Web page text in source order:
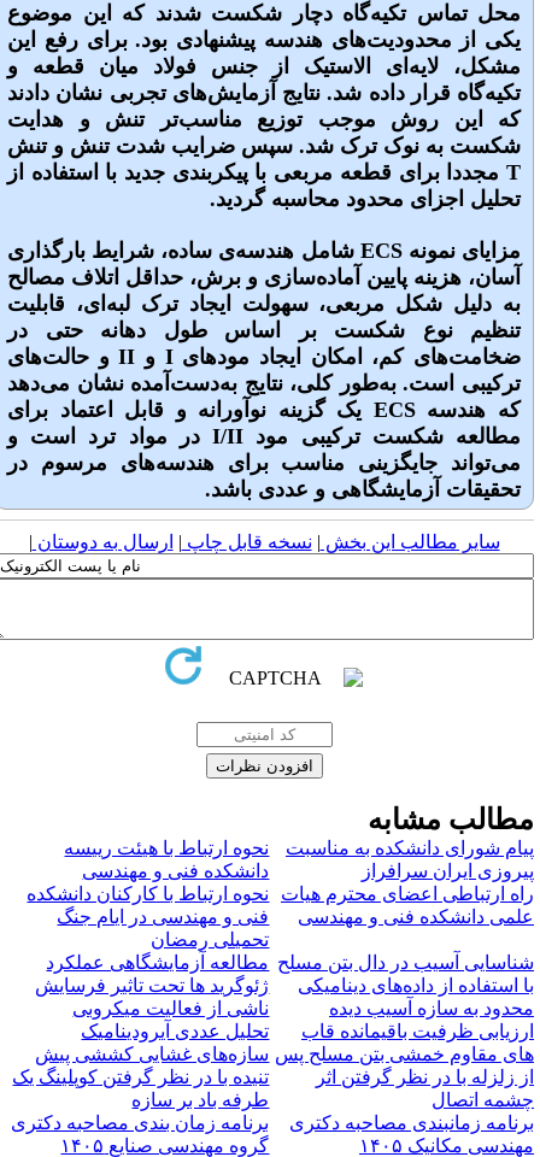
محل تماس تکیه‌گاه دچار شکست شدند که این موضوع
یکی از محدودیت‌های هندسه پیشنهادی بود. برای رفع این
مشکل، لایه‌ای الاستیک از جنس فولاد میان قطعه و
تکیه‌گاه قرار داده شد. نتایج آزمایش‌های تجربی نشان دادند
که این روش موجب توزیع مناسب‌تر تنش و هدایت
شکست به نوک ترک شد. سپس ضرایب شدت تنش و تنش
T مجددا برای قطعه مربعی با پیکربندی جدید با استفاده از
تحلیل اجزای محدود محاسبه گردید.
مزایای نمونه ECS شامل هندسه‌ی ساده، شرایط بارگذاری
آسان، هزینه پایین آماده‌سازی و برش، حداقل اتلاف مصالح
به دلیل شکل مربعی، سهولت ایجاد ترک لبه‌ای، قابلیت
تنظیم نوع شکست بر اساس طول دهانه حتی در
ضخامت‌های کم، امکان ایجاد مودهای I و II و حالت‌های
ترکیبی است. به‌طور کلی، نتایج به‌دست‌آمده نشان می‌دهد
که هندسه ECS یک گزینه نوآورانه و قابل اعتماد برای
مطالعه شکست ترکیبی مود I/II در مواد ترد است و
می‌تواند جایگزینی مناسب برای هندسه‌های مرسوم در
تحقیقات آزمایشگاهی و عددی باشد.
سایر مطالب این بخش | نسخه قابل چاپ| ارسال به دوستان|
مشابه
شورای دانشکده به مناسبت
ایران سرافراز
نحوه ارتباط با هیئت رییسه
دانشکده فنی و مهندسی
ارتباطی اعضای محترم هیات
دانشکده فنی و مهندسی
نحوه ارتباط با کارکنان دانشکده
فنی و مهندسی در ایام جنگ
تحمیلی رمضان
آسیب در دال بتن مسلح
استفاده از داده‌های دینامیکی
به سازه آسیب دیده
مطالعه آزمایشگاهی عملکرد
ژئوگرید ها تحت تاثیر فرسایش
ناشی از فعالیت میکروبی
ظرفیت باقیمانده قاب
مقاوم خمشی بتن مسلح پس
زلزله با در نظر گرفتن اثر
اتصال
تحلیل عددی آیرودینامیک
سازه‌‌های غشایی کششی پیش
تنیده با در نظر گرفتن کوپلینگ یک
طرفه باد بر سازه
زمانبندی مصاحبه دکتری
مکانیک ۱۴۰۵
برنامه زمان بندی مصاحبه دکتری
گروه مهندسی صنایع ۱۴۰۵